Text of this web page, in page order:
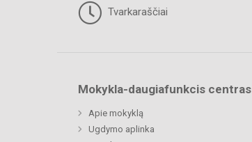
Tvarkaraščiai
Mokykla-daugiafunkcis centras
Apie mokyklą
Ugdymo aplinka